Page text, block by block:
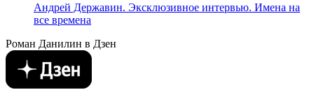
Андрей Державин. Эксклюзивное интервью. Имена на
все времена
Роман Данилин в Дзен